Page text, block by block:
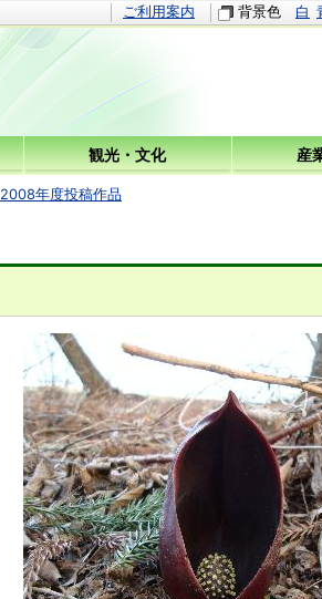
ご利用案内 背景色 白
観光・文化 産
2008年度投稿作品